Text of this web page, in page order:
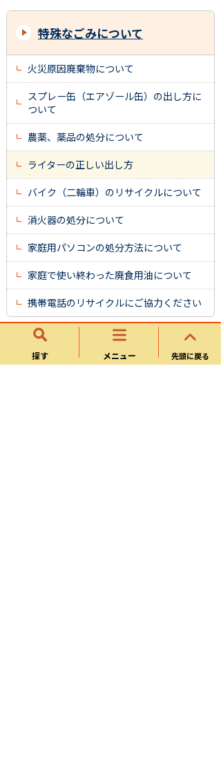
探す メニュー 先頭に戻る
特殊なごみについて
火災原因廃棄物について
スプレー缶（エアゾール缶）の出し方に
ついて
農薬、薬品の処分について
ライターの正しい出し方
バイク（二輪車）のリサイクルについて
消火器の処分について
家庭用パソコンの処分方法について
家庭で使い終わった廃食用油について
携帯電話のリサイクルにご協力ください
ごみの出し方（品目別）